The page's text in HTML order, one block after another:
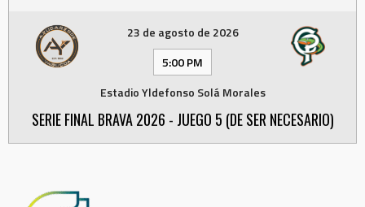
23 de agosto de 2026
5:00 PM
Estadio Yldefonso Solá Morales
SERIE FINAL BRAVA 2026 - JUEGO 5 (DE SER NECESARIO)